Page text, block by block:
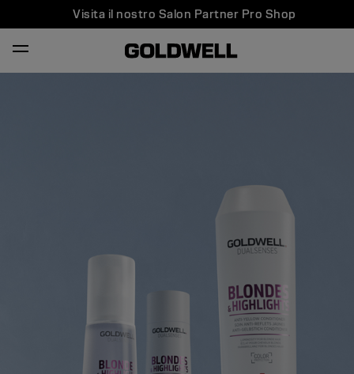
Visita il nostro Salon Partner Pro Shop